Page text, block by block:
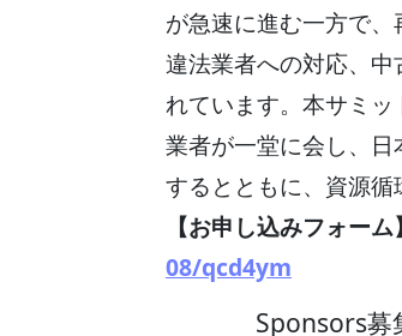
が急速に進む一方で、
違法業者への対応、
れています。本サミ
業者が一堂に会し、
するとともに、資源循
【お申し込みフォーム】
08/qcd4ym
Sponsors募